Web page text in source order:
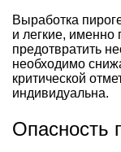
Выработка
и легкие, именно
предотвратить
необходимо
критической
индивидуальна.
Опасность